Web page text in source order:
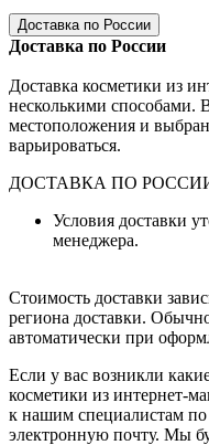
Доставка по России
Доставка по России
Доставка косметики из
несколькими способами.
местоположения и
варьироваться.
ДОСТАВКА ПО
Условия доставки
менеджера.
Стоимость доставки
региона доставки.
автоматически при
Если у вас возникли
косметики из интернет-
к нашим специалистам
электронную почту. Мы